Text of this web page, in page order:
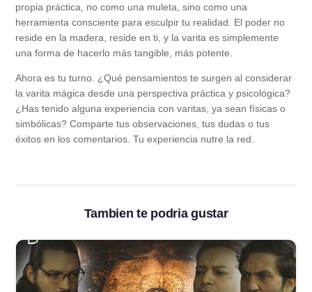
propia práctica, no como una muleta, sino como una
herramienta consciente para esculpir tu realidad. El poder no
reside en la madera, reside en ti, y la varita es simplemente
una forma de hacerlo más tangible, más potente.
Ahora es tu turno. ¿Qué pensamientos te surgen al considerar
la varita mágica desde una perspectiva práctica y psicológica?
¿Has tenido alguna experiencia con varitas, ya sean físicas o
simbólicas? Comparte tus observaciones, tus dudas o tus
éxitos en los comentarios. Tu experiencia nutre la red.
Tambien te podria gustar